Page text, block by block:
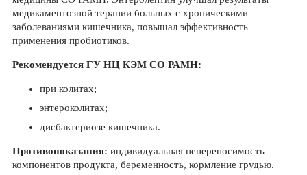
медикаментозной терапии больных с хроническими
заболеваниями кишечника, повышал эффективность
применения пробиотиков.
Рекомендуется ГУ НЦ КЭМ СО РАМН:
при колитах;
энтероколитах;
дисбактериозе кишечника.
Противопоказания: индивидуальная непереносимость
компонентов продукта, беременность, кормление грудью.